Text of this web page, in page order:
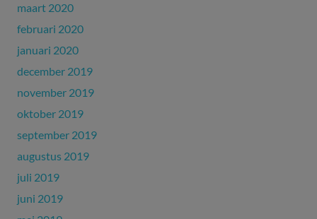
maart 2020
februari 2020
januari 2020
december 2019
november 2019
oktober 2019
september 2019
augustus 2019
juli 2019
juni 2019